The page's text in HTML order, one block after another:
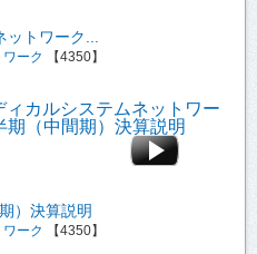
トワーク...
ーク 【4350】
）決算説明
ーク 【4350】